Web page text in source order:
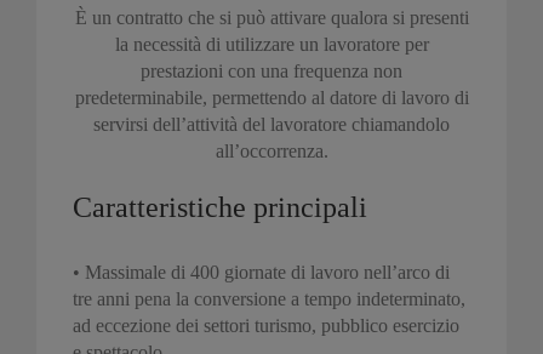
È un contratto che si può attivare qualora si presenti
la necessità di utilizzare un lavoratore per
prestazioni con una frequenza non
predeterminabile, permettendo al datore di lavoro di
servirsi dell’attività del lavoratore chiamandolo
all’occorrenza.
Caratteristiche principali
• Massimale di 400 giornate di lavoro nell’arco di
tre anni pena la conversione a tempo indeterminato,
ad eccezione dei settori turismo, pubblico esercizio